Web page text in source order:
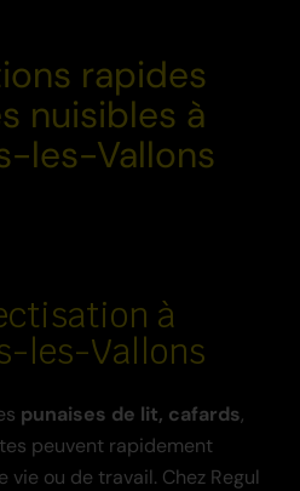
rapides
nuisibles à
les-Vallons
à
les-Vallons
punaises de lit, cafards,
peuvent rapidement
vie ou de travail. Chez Regul